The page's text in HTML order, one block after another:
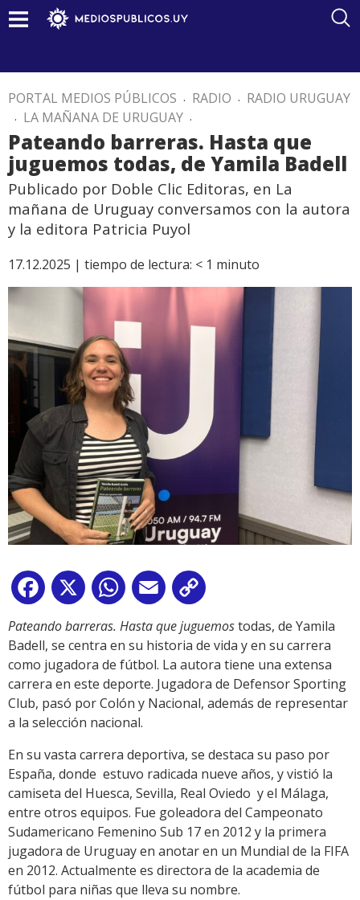
PORTAL MEDIOS PÚBLICOS . RADIO . RADIO URUGUAY
. LA MAÑANA DE URUGUAY .
Pateando barreras. Hasta que
juguemos todas, de Yamila Badell
Publicado por Doble Clic Editoras, en La
mañana de Uruguay conversamos con la autora
y la editora Patricia Puyol
17.12.2025 | tiempo de lectura: < 1 minuto
Facebook
X WhatsApp
Email
Link
Pateando barreras. Hasta que juguemostodas, de Yamila
Badell, se centra en su historia de vida y en su carrera
como jugadora de fútbol. La autora tiene una extensa
carrera en este deporte. Jugadora de Defensor Sporting
Club, pasó por Colón y Nacional, además de representar
a la selección nacional.
En su vasta carrera deportiva, se destaca su paso por
España, donde estuvo radicada nueve años, y vistió la
camiseta del Huesca, Sevilla, Real Oviedo y el Málaga,
entre otros equipos. Fue goleadora del Campeonato
Sudamericano Femenino Sub 17 en 2012 y la primera
jugadora de Uruguay en anotar en un Mundial de la FIFA
en 2012. Actualmente es directora de la academia de
fútbol para niñas que lleva su nombre.